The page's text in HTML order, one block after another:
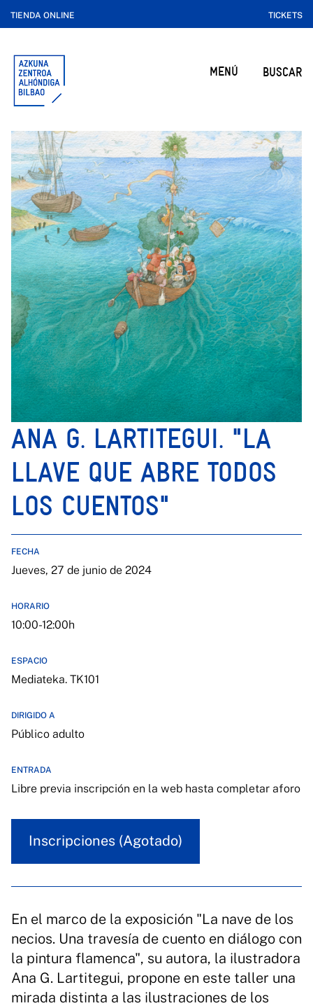
TIENDA ONLINE TICKETS
MENÚ BUSCAR
ANA G. LARTITEGUI. "LA
LLAVE QUE ABRE TODOS
LOS CUENTOS"
FECHA
Jueves, 27 de junio de 2024
HORARIO
10:00-12:00h
ESPACIO
Mediateka. TK101
DIRIGIDO A
Público adulto
ENTRADA
Libre previa inscripción en la web hasta completar aforo
Inscripciones (Agotado)
En el marco de la exposición "La nave de los
necios. Una travesía de cuento en diálogo con
la pintura flamenca", su autora, la ilustradora
Ana G. Lartitegui, propone en este taller una
mirada distinta a las ilustraciones de los